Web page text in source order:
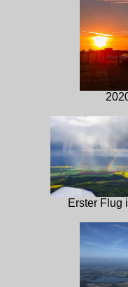
Erster Flug